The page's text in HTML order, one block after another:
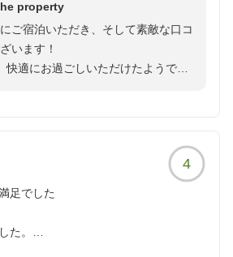
もよく、周りにお店もいろいろあるの
オルを掛けられる場所が少なかったの
それ以外はとても良かったです!
property
ご宿泊いただき、そして素敵な口コ
います！
適にお過ごしいただけたようで安
ただけたとのことで大変うれしく思
アクセスや周辺の便利さも感じてい
ざいます！
4
足でした
た。